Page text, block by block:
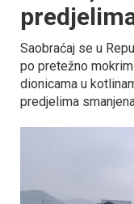
Saobraćaj se u
po pretežno
dionicama u
predjelima